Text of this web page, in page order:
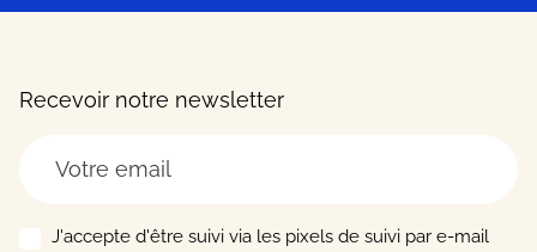
Recevoir notre newsletter
J'accepte d'être suivi via les pixels de suivi par e-mail